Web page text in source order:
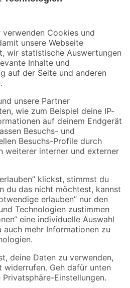
und Aktionen mehr verpassen!
Versandarten
MwSt.. Die dargestellten Angebote sind unter
Die angegebenen Verfügbarkeiten beziehen